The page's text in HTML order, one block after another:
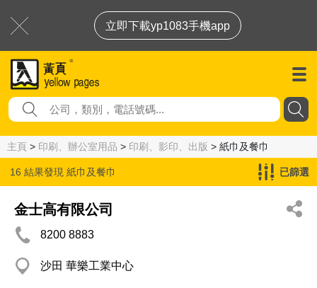
立即下載yp1083手機app
主頁 > 印刷、辦公室用品 > 印刷、影印、出版 > 紙巾及餐巾
16 結果發現 紙巾及餐巾 已篩選
金士高有限公司
8200 8883
沙田 華樂工業中心